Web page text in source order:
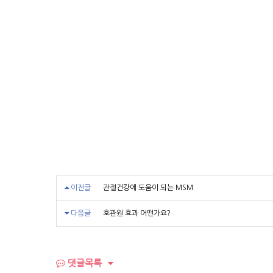
이전글 관절건강에 도움이 되는 MSM
다음글 호관원 효과 어떤가요?
댓글목록